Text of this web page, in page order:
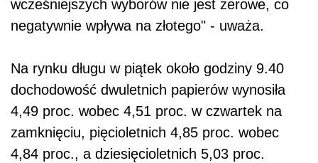
wcześniejszych wyborów nie jest zerowe, co
negatywnie wpływa na złotego" - uważa.
Na rynku długu w piątek około godziny 9.40
dochodowość dwuletnich papierów wynosiła
4,49 proc. wobec 4,51 proc. w czwartek na
zamknięciu, pięcioletnich 4,85 proc. wobec
4,84 proc., a dziesięcioletnich 5,03 proc.